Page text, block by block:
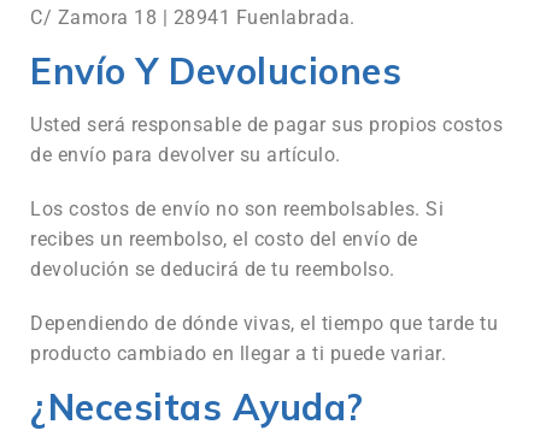
C/ Zamora 18 | 28941 Fuenlabrada.
Envío Y Devoluciones
Usted será responsable de pagar sus propios costos
de envío para devolver su artículo.
Los costos de envío no son reembolsables. Si
recibes un reembolso, el costo del envío de
devolución se deducirá de tu reembolso.
Dependiendo de dónde vivas, el tiempo que tarde tu
producto cambiado en llegar a ti puede variar.
¿Necesitas Ayuda?